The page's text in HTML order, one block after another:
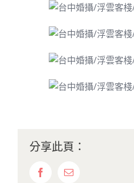
分享此頁：
FacebookEmail: